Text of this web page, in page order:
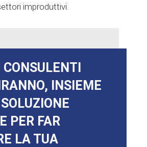
improduttivi.
CONSULENTI
INSIEME
PER FAR
LA TUA